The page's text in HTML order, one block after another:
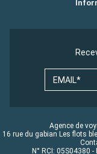
EMAIL*
Agence de
16 rue du gabian Les flots
N° RCI: 05S04380